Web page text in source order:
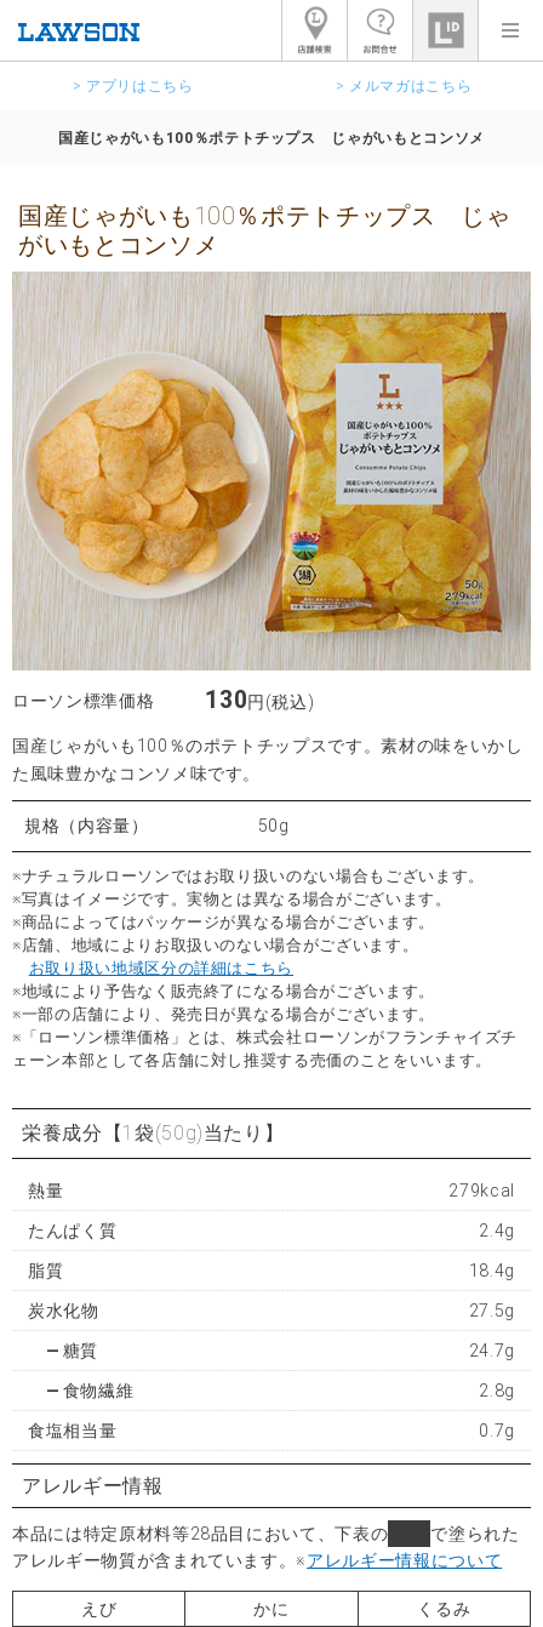
> アプリはこちら > メルマガはこちら
国産じゃがいも100％ポテトチップス じゃがいもとコンソメ
国産じゃがいも100％ポテトチップス じゃ
がいもとコンソメ
ローソン標準価格 130円(税込)
国産じゃがいも100％のポテトチップスです。素材の味をいかし
た風味豊かなコンソメ味です。
規格（内容量） 50g
※ナチュラルローソンではお取り扱いのない場合もございます。
※写真はイメージです。実物とは異なる場合がございます。
※商品によってはパッケージが異なる場合がございます。
※店舗、地域によりお取扱いのない場合がございます。
お取り扱い地域区分の詳細はこちら
※地域により予告なく販売終了になる場合がございます。
※一部の店舗により、発売日が異なる場合がございます。
※「ローソン標準価格」とは、株式会社ローソンがフランチャイズチ
ェーン本部として各店舗に対し推奨する売価のことをいいます。
栄養成分 【1袋(50g)当たり】
熱量 279kcal
たんぱく質 2.4g
脂質 18.4g
炭水化物 27.5g
糖質 24.7g
食物繊維 2.8g
食塩相当量 0.7g
アレルギー情報
本品には特定原材料等28品目において、下表の
で塗られた
アレルギー物質が含まれています。※アレルギー情報について
えび かに
くるみ